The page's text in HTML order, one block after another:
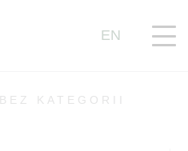
EN
BEZ KATEGORII